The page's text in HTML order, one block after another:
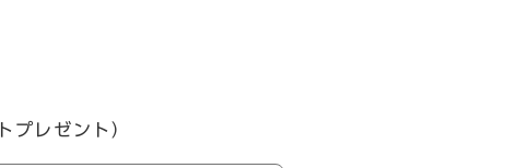
プレゼント）